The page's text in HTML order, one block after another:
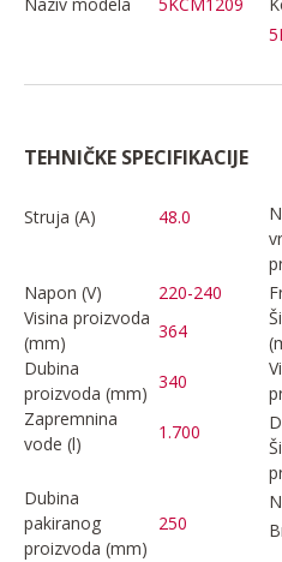
Naziv modela 5KCM1209
TEHNIČKE SPECIFIKACIJE
Struja (A) 48.0
Napon (V) 220-240
Visina proizvoda
(mm)
364
Dubina
proizvoda (mm)
340
Zapremnina
vode (l)
1.700
Dubina
pakiranog
proizvoda (mm)
250